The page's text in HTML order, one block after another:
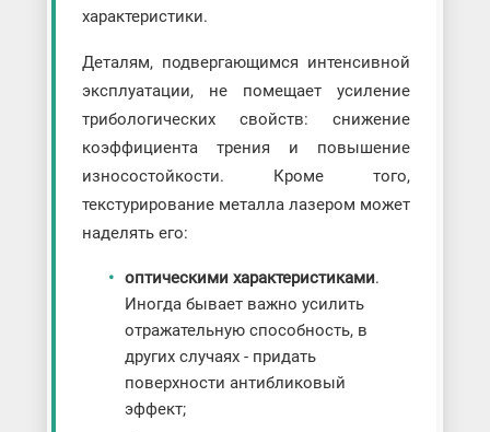
характеристики.
Деталям, подвергающимся интенсивной
эксплуатации, не помещает усиление
трибологических свойств: снижение
коэффициента трения и повышение
износостойкости. Кроме того,
текстурирование металла лазером может
наделять его:
оптическими характеристиками.
Иногда бывает важно усилить
отражательную способность, в
других случаях - придать
поверхности антибликовый
эффект;